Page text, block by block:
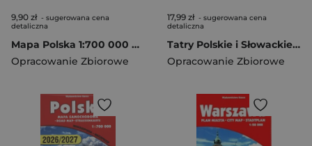
9,90 zł - sugerowana cena
detaliczna
Mapa Polska 1:700 000 wyd. 5
Opracowanie Zbiorowe
17,99 zł - sugerowana cena
detaliczna
Tatry Polskie i Słowackie. Mapa 1:40 000 wyd. foliowane, wyd. 4
Opracowanie Zbiorowe